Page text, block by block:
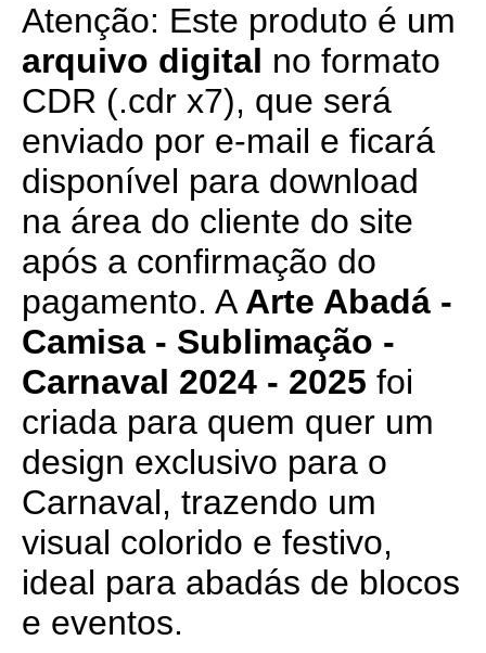
Atenção: Este produto é um
arquivo digital no formato
CDR (.cdr x7), que será
enviado por e-mail e ficará
disponível para download
na área do cliente do site
após a confirmação do
pagamento. A Arte Abadá -
Camisa - Sublimação -
Carnaval 2024 - 2025 foi
criada para quem quer um
design exclusivo para o
Carnaval, trazendo um
visual colorido e festivo,
ideal para abadás de blocos
e eventos.